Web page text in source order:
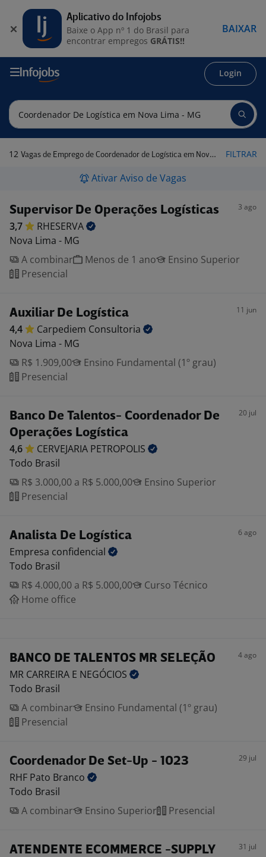
Login
12 Vagas de Emprego de Coordenador de Logística em Nova Lima - MG FILTRAR
Ativar Aviso de Vagas
Supervisor De Operações Logísticas 3 ago
3,7
RHESERVA
Nova Lima - MG
A combinar
Menos de 1 ano
Ensino Superior
Presencial
Auxiliar De Logística 11 jun
4,4 Carpediem Consultoria
Nova Lima - MG
R$ 1.909,00
Ensino Fundamental (1º grau)
Presencial
Banco De Talentos- Coordenador De
Operações Logística
20 jul
4,6 CERVEJARIA PETROPOLIS
Todo Brasil
R$ 3.000,00 a R$ 5.000,00
Ensino Superior
Presencial
Analista De Logística 6 ago
Empresa confidencial
Todo Brasil
R$ 4.000,00 a R$ 5.000,00
Curso Técnico
Home office
BANCO DE TALENTOS MR SELEÇÃO 4 ago
MR CARREIRA E NEGÓCIOS
Todo Brasil
A combinar
Ensino Fundamental (1º grau)
Presencial
Coordenador De Set-Up - 1023 29 jul
RHF Pato Branco
Todo Brasil
A combinar
Ensino Superior Presencial
ATENDENTE ECOMMERCE -SUPPLY 31 jul
Aplicativo do Infojobs
Baixe o App nº 1 do Brasil para
encontrar empregos GRÁTIS!!
BAIXAR